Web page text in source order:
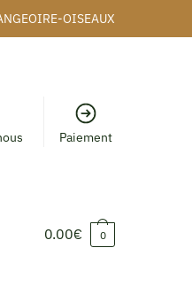
OISEAUX
Paiement
0.00€ 0